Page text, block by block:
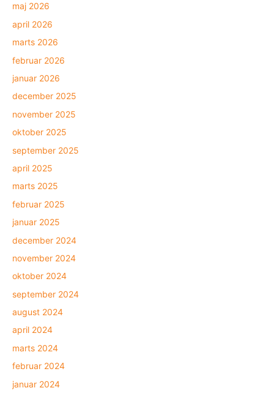
maj 2026
april 2026
marts 2026
februar 2026
januar 2026
december 2025
november 2025
oktober 2025
september 2025
april 2025
marts 2025
februar 2025
januar 2025
december 2024
november 2024
oktober 2024
september 2024
august 2024
april 2024
marts 2024
februar 2024
januar 2024